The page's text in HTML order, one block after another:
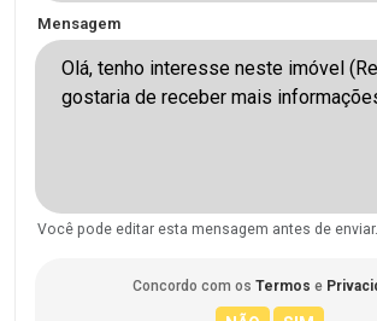
Mensagem
Você pode editar esta mensagem antes de enviar.
Concordo com os Termos e